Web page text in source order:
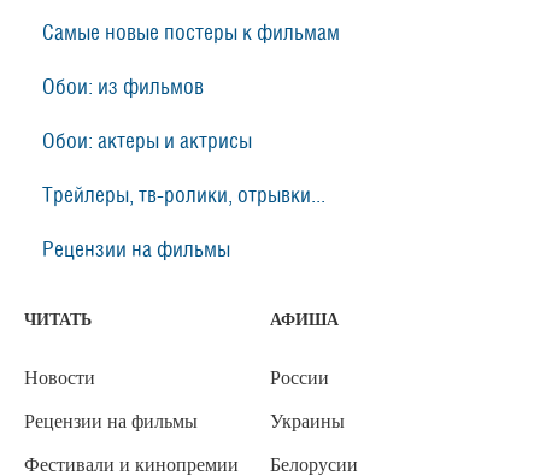
Самые новые постеры к фильмам
Обои: из фильмов
Обои: актеры и актрисы
Трейлеры, тв-ролики, отрывки...
Рецензии на фильмы
ЧИТАТЬ
Новости
Рецензии на фильмы
Фестивали и кинопремии
АФИША
России
Украины
Белорусии